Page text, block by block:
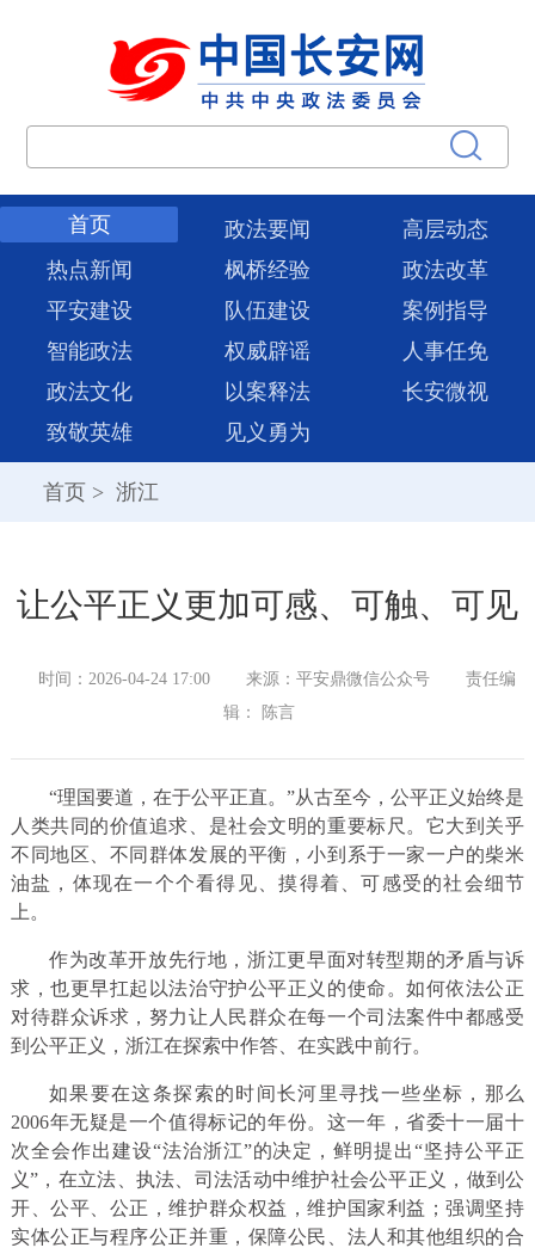
首页 政法要闻
高层动态
热点新闻
枫桥经验
政法改革
平安建设
队伍建设
案例指导
智能政法
权威辟谣
人事任免
政法文化
以案释法
长安微视
致敬英雄
见义勇为
首页 > 浙江
让公平正义更加可感、可触、可见
时间：2026-04-24 17:00 来源：平安鼎微信公众号
责任编
辑： 陈言
“理国要道，在于公平正直。”从古至今，公平正义始终是
人类共同的价值追求、是社会文明的重要标尺。它大到关乎
不同地区、不同群体发展的平衡，小到系于一家一户的柴米
油盐，体现在一个个看得见、摸得着、可感受的社会细节
上。
作为改革开放先行地，浙江更早面对转型期的矛盾与诉
求，也更早扛起以法治守护公平正义的使命。如何依法公正
对待群众诉求，努力让人民群众在每一个司法案件中都感受
到公平正义，浙江在探索中作答、在实践中前行。
如果要在这条探索的时间长河里寻找一些坐标，那么
2006年无疑是一个值得标记的年份。这一年，省委十一届十
次全会作出建设“法治浙江”的决定，鲜明提出“坚持公平正
义”，在立法、执法、司法活动中维护社会公平正义，做到公
开、公平、公正，维护群众权益，维护国家利益；强调坚持
实体公正与程序公正并重，保障公民、法人和其他组织的合